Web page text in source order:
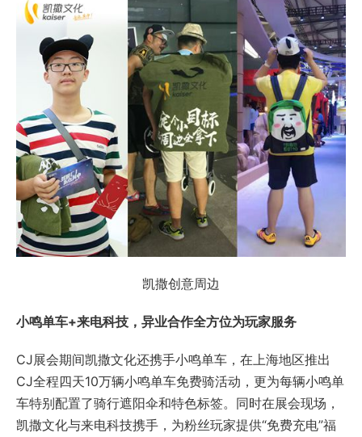
凯撒创意周边
小鸣单车+来电科技，异业合作全方位为玩家服务
CJ展会期间凯撒文化还携手小鸣单车，在上海地区推出
CJ全程四天10万辆小鸣单车免费骑活动，更为每辆小鸣单
车特别配置了骑行遮阳伞和特色标签。同时在展会现场，
凯撒文化与来电科技携手，为粉丝玩家提供“免费充电”福